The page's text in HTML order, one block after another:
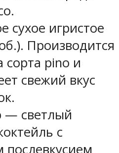
сухое игристое
Производится
сорта pino и
свежий вкус
— светлый
с